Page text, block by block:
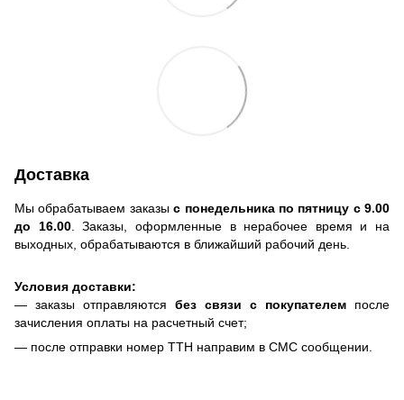
Доставка
Мы обрабатываем заказыс понедельника по пятницу с 9.00
до 16.00. Заказы, оформленные в нерабочее время и на
выходных, обрабатываются в ближайший рабочий день.
Условия доставки:
— заказы отправляются без связи с покупателем после
зачисления оплаты на расчетный счет;
— после отправки номер ТТН направим в СМС сообщении.